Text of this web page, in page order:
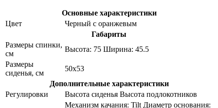
Основные характеристики
Цвет
Черный с оранжевым
Габариты
Размеры спинки,
см
Высота: 75 Ширина: 45.5
Размеры
сиденья, см
50х53
Дополнительные характеристики
Регулировки
Высота сиденья Высота подлокотников
Механизм качания: Tilt Диаметр основания: